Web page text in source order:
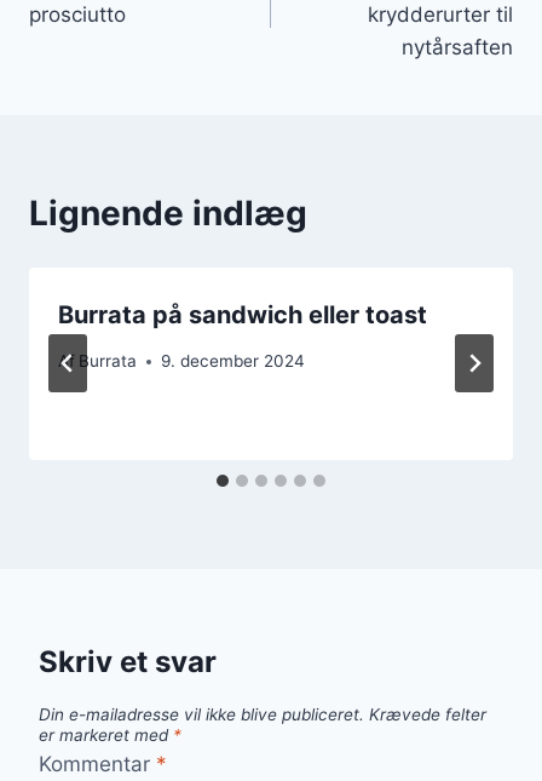
prosciutto
krydderurter til
nytårsaften
Lignende indlæg
Burrata på sandwich eller toast
Af Burrata 9. december 2024
Skriv et svar
Din e-mailadresse vil ikke blive publiceret. Krævede felter
er markeret med *
Kommentar *